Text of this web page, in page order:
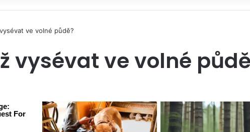
ve volné půdě?
vysévat ve volné